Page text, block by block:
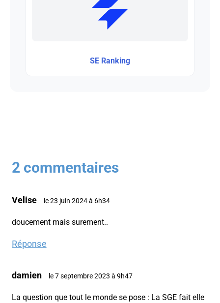
SE Ranking
2 commentaires
Velise le 23 juin 2024 à 6h34
doucement mais surement..
Réponse
damien le 7 septembre 2023 à 9h47
La question que tout le monde se pose : La SGE fait elle